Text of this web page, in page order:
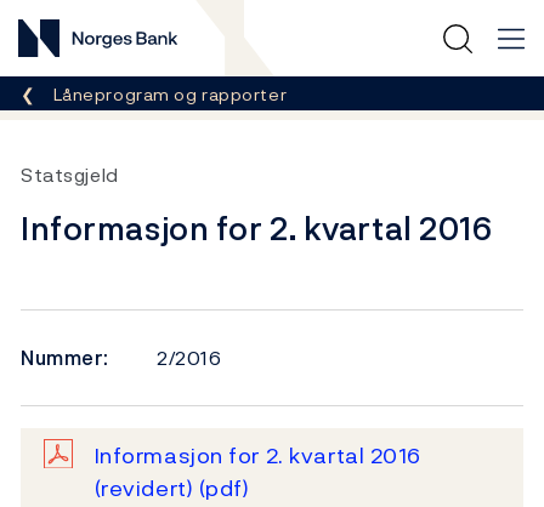
Norges Bank
Her er du nå:
Låneprogram og rapporter
Statsgjeld
Informasjon for 2. kvartal 2016
Nummer: 2/2016
Informasjon for 2. kvartal 2016
(revidert) (pdf)